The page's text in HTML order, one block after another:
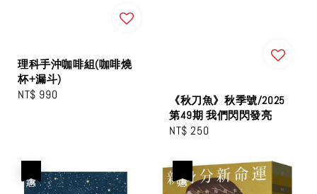
理科手沖咖啡組(咖啡燒
杯+漏斗)
Regular
NT$ 990
《秋刀魚》秋季號/2025
第49期 我們閃閃發亮
Regular
NT$ 250